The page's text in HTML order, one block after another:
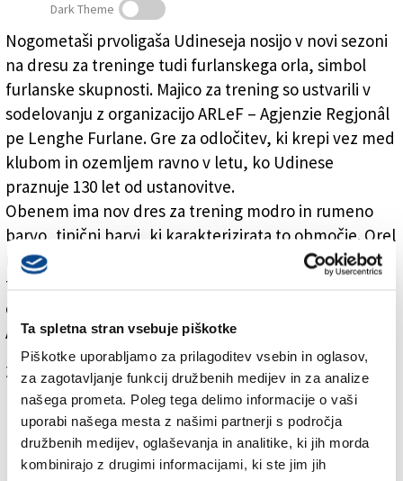
Ta spletna stran vsebuje piškotke
Piškotke uporabljamo za prilagoditev vsebin in oglasov,
za zagotavljanje funkcij družbenih medijev in za analize
našega prometa. Poleg tega delimo informacije o vaši
uporabi našega mesta z našimi partnerji s področja
družbenih medijev, oglaševanja in analitike, ki jih morda
kombinirajo z drugimi informacijami, ki ste jim jih
Majico za trening so ustvarili v sodelovanju z
organizacijo ARLeF – Agjenzie Regjonâl pe Lenghe
Furlane
Arlef
Dark Theme
Nogometaši prvoligaša Udineseja nosijo v novi sezoni
na dresu za treninge tudi furlanskega orla, simbol
furlanske skupnosti. Majico za trening so ustvarili v
sodelovanju z organizacijo ARLeF – Agjenzie Regjonâl
pe Lenghe Furlane. Gre za odločitev, ki krepi vez med
klubom in ozemljem ravno v letu, ko Udinese
praznuje 130 let od ustanovitve.
Obenem ima nov dres za trening modro in rumeno
barvo, tipični barvi, ki karakterizirata to območje. Orel
na srcu spremeni trening dres v simbol pripadnosti
ter spoštovanja furlanske zgodovine in identitete, s
čimer prispeva k promociji te podobe, so zapisali pri
ARLeF-u.
Za branje in pisanje komentarjevje potrebna prijava